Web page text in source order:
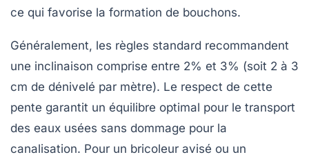
ce qui favorise la formation de bouchons.
Généralement, les règles standard recommandent
une inclinaison comprise entre 2% et 3% (soit 2 à 3
cm de dénivelé par mètre). Le respect de cette
pente garantit un équilibre optimal pour le transport
des eaux usées sans dommage pour la
canalisation. Pour un bricoleur avisé ou un